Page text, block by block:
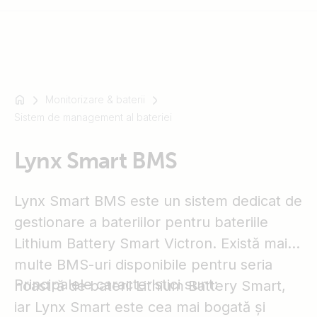
example
Multiplus-
SmartShunt
Monitorizare & baterii
Sistem de management al bateriei
Lynx Smart BMS
Lynx Smart BMS este un sistem dedicat de
gestionare a bateriilor pentru bateriile
Lithium Battery Smart Victron. Există mai
multe BMS-uri disponibile pentru seria
noastră de baterii Lithium Battery Smart,
iar Lynx Smart este cea mai bogată și
Principalele caracteristici sunt: